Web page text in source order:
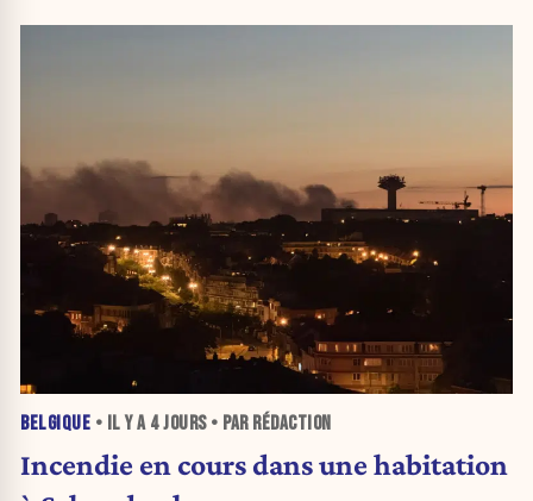
BELGIQUE • IL Y A 4 JOURS• PAR RÉDACTION
Incendie en cours dans une habitation